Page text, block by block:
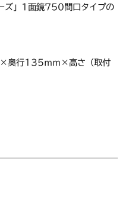
ズ」1面鏡750間口タイプの
奥行135ｍｍ×高さ（取付